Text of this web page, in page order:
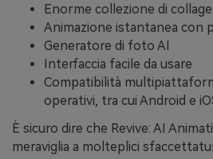
Enorme collezione di collage
Animazione istantanea con
Generatore di foto AI
Interfaccia facile da usare
Compatibilità
operativi, tra cui Android e
È sicuro dire che Revive: AI
meraviglia a molteplici